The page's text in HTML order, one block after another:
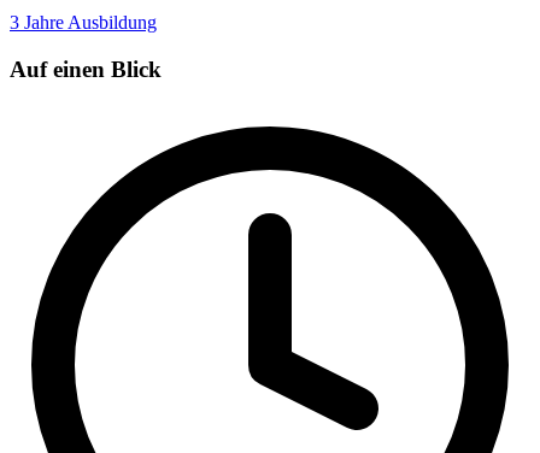
3 Jahre Ausbildung
Auf einen Blick